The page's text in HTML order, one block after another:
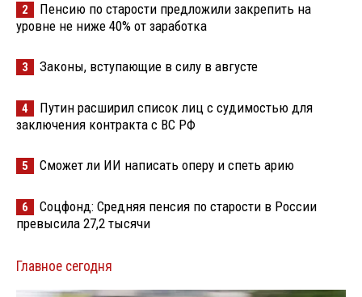
2
Пенсию по старости предложили закрепить на
уровне не ниже 40% от заработка
3 Законы, вступающие в силу в августе
4
Путин расширил список лиц с судимостью для
заключения контракта с ВС РФ
5 Сможет ли ИИ написать оперу и спеть арию
6
Соцфонд: Средняя пенсия по старости в России
превысила 27,2 тысячи
Главное сегодня